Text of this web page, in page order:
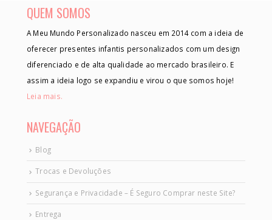
QUEM SOMOS
A Meu Mundo Personalizado nasceu em 2014 com a ideia de
oferecer presentes infantis personalizados com um design
diferenciado e de alta qualidade ao mercado brasileiro. E
assim a ideia logo se expandiu e virou o que somos hoje!
Leia mais.
NAVEGAÇÃO
Blog
Trocas e Devoluções
Segurança e Privacidade – É Seguro Comprar neste Site?
Entrega